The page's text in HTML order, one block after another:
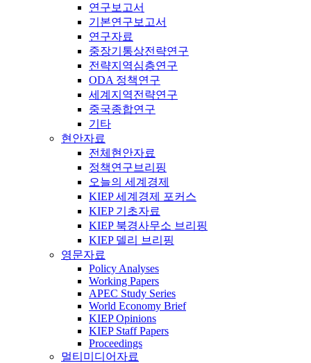
연구보고서
기본연구보고서
연구자료
중장기통상전략연구
전략지역심층연구
ODA 정책연구
세계지역전략연구
중국종합연구
기타
현안자료
전체현안자료
정책연구브리핑
오늘의 세계경제
KIEP 세계경제 포커스
KIEP 기초자료
KIEP 북경사무소 브리핑
KIEP 델리 브리핑
영문자료
Policy Analyses
Working Papers
APEC Study Series
World Economy Brief
KIEP Opinions
KIEP Staff Papers
Proceedings
멀티미디어자료